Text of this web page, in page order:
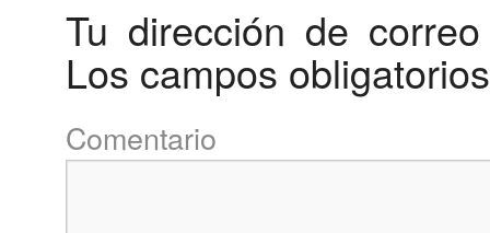
Tu dirección de
Los campos